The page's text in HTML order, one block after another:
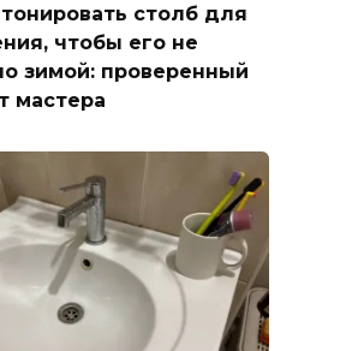
столб для
чтобы его не
зимой: проверенный
мастера